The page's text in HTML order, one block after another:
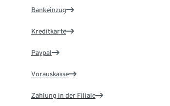
Bankeinzug
Kreditkarte
Paypal
Vorauskasse
Zahlung in der Filiale